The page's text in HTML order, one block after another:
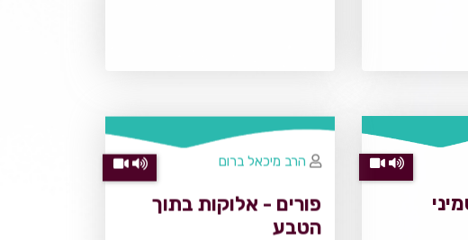
פורים - אלוקות בתוך
הטבע
הרב מיכאל ברום